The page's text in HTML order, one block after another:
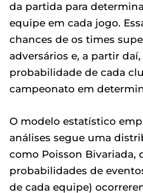
da partida para
equipe em cada jogo.
chances de os times
adversários e, a partir
probabilidade de cada
campeonato em
O modelo estatístico
análises segue uma
como Poisson Bivariada,
probabilidades de
de cada equipe)